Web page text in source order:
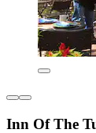
Inn Of The